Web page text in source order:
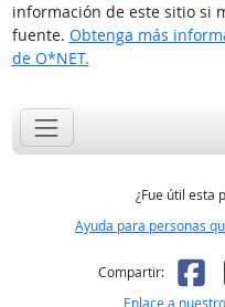
información de este sitio si
fuente. Obtenga más
de O*NET.
¿Fue útil esta
Ayuda para personas
Compartir: